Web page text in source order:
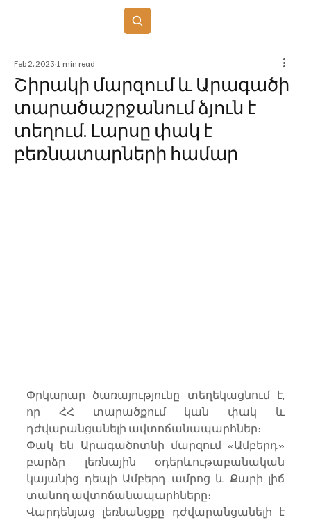
Շիրակի մարզում և Արագածի
տարածաշրջանում ձյուն է
տեղում. Լարսը փակ է
բեռնատարների համար
Feb 2, 2023 1 min read
Փրկարար ծառայությունը տեղեկացնում է,
որ ՀՀ տարածքում կան փակ և
դժվարանցանելի ավտոճանապարհներ։
Փակ են Արագածոտնի մարզում «Ամբերդ»
բարձր լեռնային օդերևութաբանական
կայանից դեպի Ամբերդ ամրոց և Քարի լիճ
տանող ավտոճանապարհները։
Վարդենյաց լեռնանցքը դժվարանցանելի է